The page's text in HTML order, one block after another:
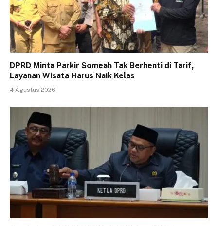
DPRD Minta Parkir Someah Tak Berhenti di Tarif,
Layanan Wisata Harus Naik Kelas
4 Agustus 2026